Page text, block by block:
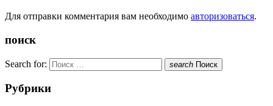
Для отправки комментария вам необходимо авторизоваться.
поиск
Search for: search Поиск
Рубрики